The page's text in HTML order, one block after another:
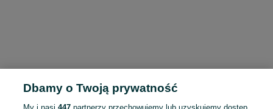
Dbamy o Twoją prywatność